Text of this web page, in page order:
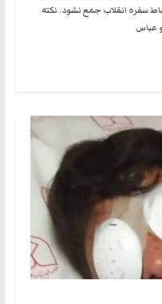
سفره انقلاب جمع نشود. نکته
عباس